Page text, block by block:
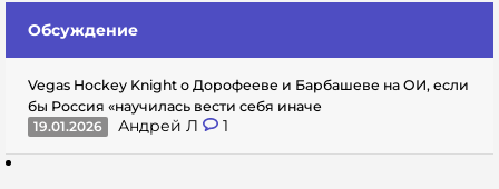
Обсуждение
Vegas Hockey Knight о Дорофееве и Барбашеве на ОИ, если
бы Россия «научилась вести себя иначе
19.01.2026
Андрей Л 1